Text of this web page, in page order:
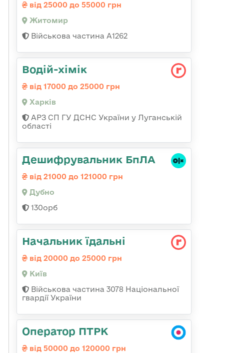
від 25000 до 55000 грн
Житомир
Військова частина А1262
Водій-хімік
від 17000 до 25000 грн
Харків
АРЗ СП ГУ ДСНС України у Луганській
області
Дешифрувальник БпЛА
від 21000 до 121000 грн
Дубно
130орб
Начальник їдальні
від 20000 до 25000 грн
Київ
Військова частина 3078 Національної
гвардії України
Оператор ПТРК
від 50000 до 120000 грн